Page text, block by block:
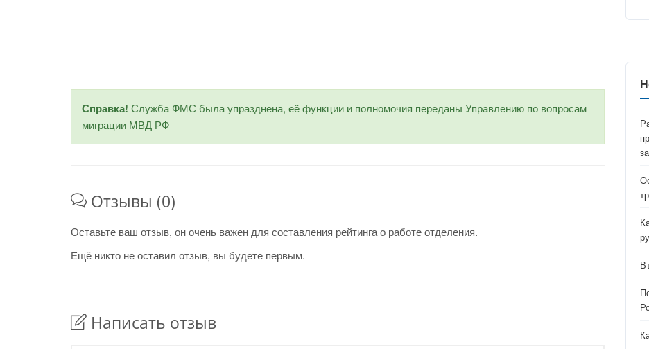
Справка! Служба ФМС была упразднена, её функции и полномочия переданы Управлению по вопросам
миграции МВД РФ
Отзывы (0)
Оставьте ваш отзыв, он очень важен для составления рейтинга о работе отделения.
Ещё никто не оставил отзыв, вы будете первым.
Написать отзыв